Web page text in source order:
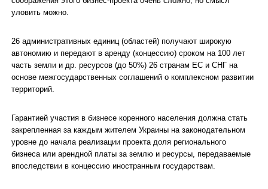
уловить можно.
26 административных единиц (областей) получают широкую
автономию и передают в аренду (концессию) сроком на 100 лет
часть земли и др. ресурсов (до 50%) 26 странам ЕС и СНГ на
основе межгосударственных соглашений о комплексном развитии
территорий.
Гарантией участия в бизнесе коренного населения должна стать
закрепленная за каждым жителем Украины на законодательном
уровне до начала реализации проекта доля регионального
бизнеса или арендной платы за землю и ресурсы, передаваемые
впоследствии в концессию иностранным государствам.